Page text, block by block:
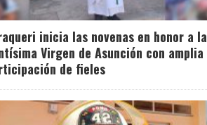
inicia las novenas en honor a la
Virgen de Asunción con amplia
de fieles